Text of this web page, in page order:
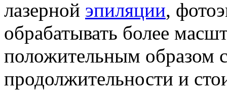
лазерной эпиляции,
обрабатывать более
положительным образом
продолжительности и